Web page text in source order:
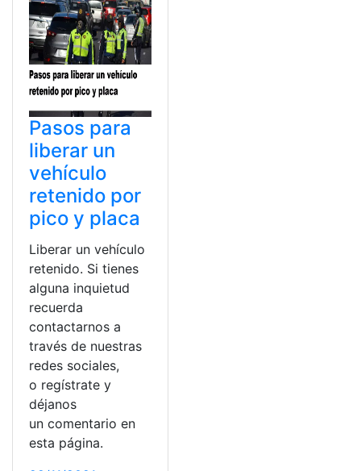
Pasos para
liberar un
vehículo
retenido por
pico y placa
Liberar un vehículo
retenido. Si tienes
alguna inquietud
recuerda
contactarnos a
través de nuestras
redes sociales,
o regístrate y
déjanos
un comentario en
esta página.